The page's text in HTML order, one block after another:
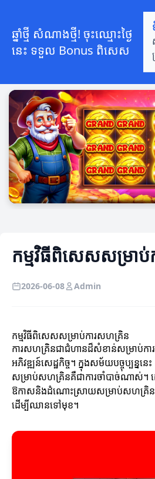
ឆ្នាំថ្មី សំណាងថ្មី! ចុះឈ្មោះថ្ងៃ
នេះ ទទួល Bonus ពិសេស
កម្មវិធីពិសេសសម្រា
2026-06-08 Admin
កម្មវិធីពិសេសសម្រាប់ការសហគ្រិន
ការសហគ្រិនជាជំហានដ៏សំខាន់សម្រាប់ការ
អភិវឌ្ឍន៍សេដ្ឋកិច្ច។ ក្នុងសម័យបច្ចុប្បន្ននេ
សម្រាប់សហគ្រិនគឺជាការចាំបាច់ណាស់។ ដ
ឱកាសនិងដំណោះស្រាយសម្រាប់សហគ្រិន
ដើម្បីឈានទៅមុខ។